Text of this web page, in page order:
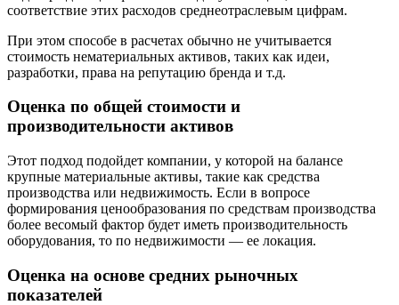
соответствие этих расходов среднеотраслевым цифрам.
При этом способе в расчетах обычно не учитывается
стоимость нематериальных активов, таких как идеи,
разработки, права на репутацию бренда и т.д.
Оценка по общей стоимости и
производительности активов
Этот подход подойдет компании, у которой на балансе
крупные материальные активы, такие как средства
производства или недвижимость. Если в вопросе
формирования ценообразования по средствам производства
более весомый фактор будет иметь производительность
оборудования, то по недвижимости — ее локация.
Оценка на основе средних рыночных
показателей